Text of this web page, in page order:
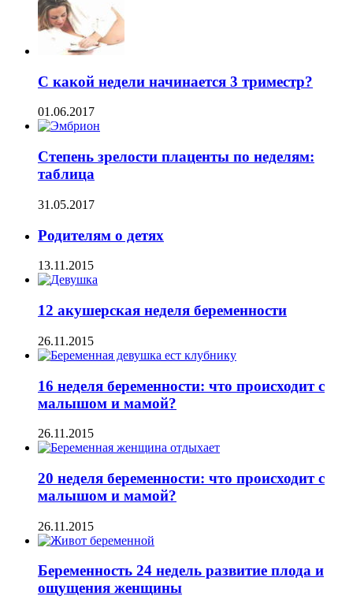
С какой недели начинается 3 триместр?
01.06.2017
Степень зрелости плаценты по неделям:
таблица
31.05.2017
Родителям о детях
13.11.2015
12 акушерская неделя беременности
26.11.2015
16 неделя беременности: что происходит с
малышом и мамой?
26.11.2015
20 неделя беременности: что происходит с
малышом и мамой?
26.11.2015
Беременность 24 недель развитие плода и
ощущения женщины